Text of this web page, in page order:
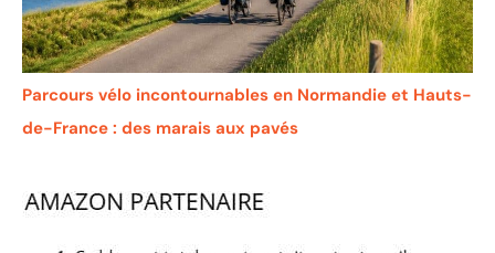
Parcours vélo incontournables en Normandie et Hauts-
de-France : des marais aux pavés